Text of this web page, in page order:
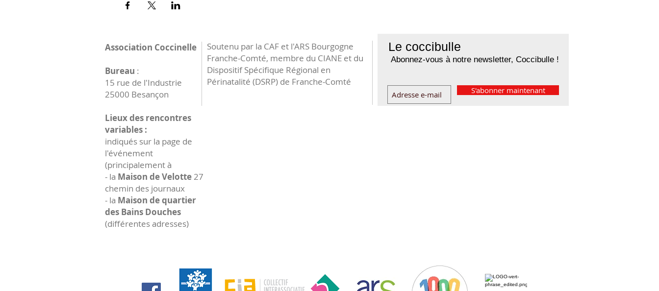
Le coccibulle
Abonnez-vous à notre newsletter, Coccibulle !
S'abonner maintenant
Association Coccinelle
Bureau :
15 rue de l'Industrie
25000 Besançon
Lieux des rencontres
variables :
indiqués sur la page de
l'événement
(principalement à
- la Maison de Velotte27
chemin des journaux
- la Maison de quartier
des Bains Douches
(différentes adresses)
Soutenu par la CAF et l'ARS Bourgogne
Franche-Comté, membre du CIANE et du
Dispositif Spécifique Régional en
Périnatalité (DSRP) de Franche-Comté